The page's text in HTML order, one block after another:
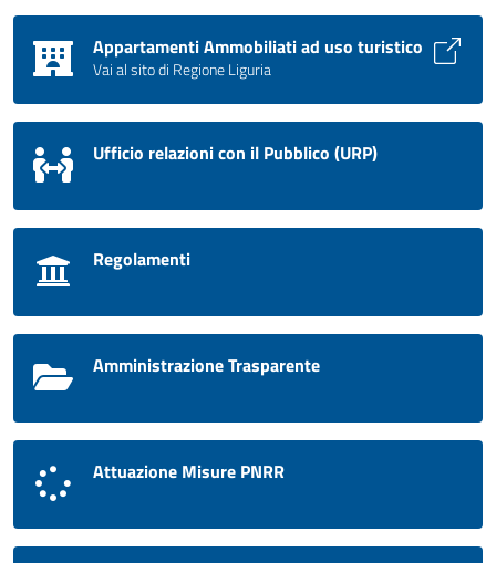
Appartamenti Ammobiliati ad uso turistico
Vai al sito di Regione Liguria
Ufficio relazioni con il Pubblico (URP)
Regolamenti
Amministrazione Trasparente
Attuazione Misure PNRR